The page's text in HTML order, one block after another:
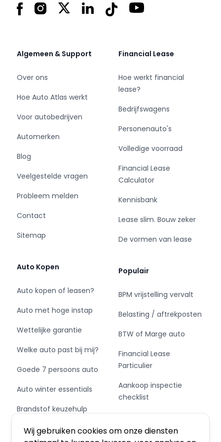
Wij gebruiken cookies om onze diensten
zondag:12:00 tot 17:00
Adres:
4203 NJ Gorinchem
www.cd-cars.nl
FacebookInstagram
X LinkedInTiktok YouTube
Algemeen & Support
Over ons
Hoe Auto Atlas werkt
Voor autobedrijven
Automerken
Blog
Veelgestelde vragen
Probleem melden
Contact
Sitemap
Auto Kopen
Auto kopen of leasen?
Auto met hoge instap
Wettelijke garantie
Welke auto past bij mij?
Goede 7 persoons auto
Auto winter essentials
Brandstof keuzehulp
Schakel of automaat?
Financial Lease
Hoe werkt financial
lease?
Bedrijfswagens
Personenauto's
Volledige voorraad
Financial Lease
Calculator
Kennisbank
Lease slim. Bouw zeker
De vormen van lease
Populair
BPM vrijstelling vervalt
Belasting / aftrekposten
BTW of Marge auto
Financial Lease
Particulier
Aankoop inspectie
checklist
Private Leasen,
Financieren of Kopen?